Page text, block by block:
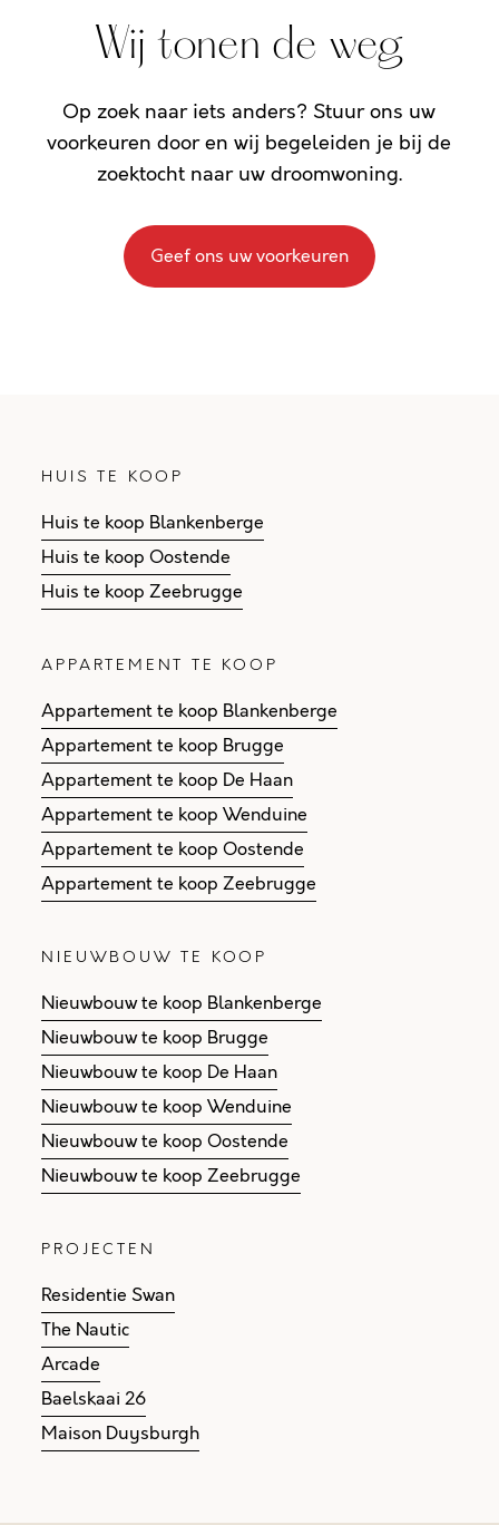
Wij tonen de weg
Op zoek naar iets anders? Stuur ons uw
voorkeuren door en wij begeleiden je bij de
zoektocht naar uw droomwoning.
Geef ons uw voorkeuren
HUIS TE KOOP
Huis te koop Blankenberge
Huis te koop Oostende
Huis te koop Zeebrugge
APPARTEMENT TE KOOP
Appartement te koop Blankenberge
Appartement te koop Brugge
Appartement te koop De Haan
Appartement te koop Wenduine
Appartement te koop Oostende
Appartement te koop Zeebrugge
NIEUWBOUW TE KOOP
Nieuwbouw te koop Blankenberge
Nieuwbouw te koop Brugge
Nieuwbouw te koop De Haan
Nieuwbouw te koop Wenduine
Nieuwbouw te koop Oostende
Nieuwbouw te koop Zeebrugge
PROJECTEN
Residentie Swan
The Nautic
Arcade
Baelskaai 26
Maison Duysburgh